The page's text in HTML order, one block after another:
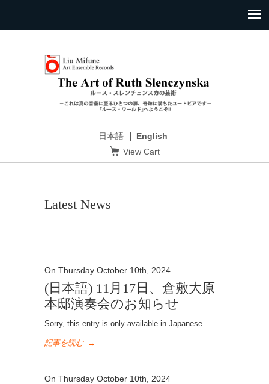
日本語
English
View Cart
Latest News
On Thursday October 10th, 2024
(日本語) 11月17日、倉敷大原
本邸演奏会のお知らせ
Sorry, this entry is only available in Japanese.
記事を読む →
On Thursday October 10th, 2024